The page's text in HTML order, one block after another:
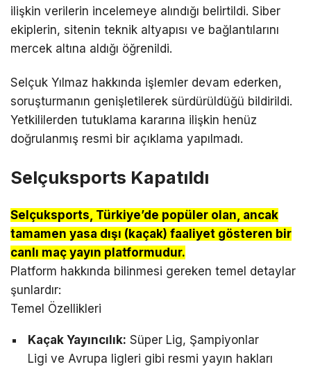
ilişkin verilerin incelemeye alındığı belirtildi. Siber
ekiplerin, sitenin teknik altyapısı ve bağlantılarını
mercek altına aldığı öğrenildi.
Selçuk Yılmaz hakkında işlemler devam ederken,
soruşturmanın genişletilerek sürdürüldüğü bildirildi.
Yetkililerden tutuklama kararına ilişkin henüz
doğrulanmış resmi bir açıklama yapılmadı.
Selçuksports Kapatıldı
Selçuksports, Türkiye’de popüler olan, ancak
tamamen yasa dışı (kaçak) faaliyet gösteren bir
canlı maç yayın platformudur.
Platform hakkında bilinmesi gereken temel detaylar
şunlardır:
Temel Özellikleri
Kaçak Yayıncılık: Süper Lig, Şampiyonlar
Ligi ve Avrupa ligleri gibi resmi yayın hakları